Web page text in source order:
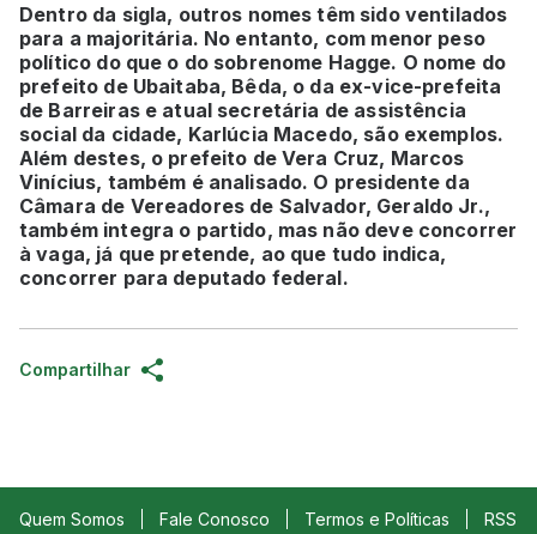
Dentro da sigla, outros nomes têm sido ventilados
para a majoritária. No entanto, com menor peso
político do que o do sobrenome Hagge. O nome do
prefeito de Ubaitaba, Bêda, o da ex-vice-prefeita
de Barreiras e atual secretária de assistência
social da cidade, Karlúcia Macedo, são exemplos.
Além destes, o prefeito de Vera Cruz, Marcos
Vinícius, também é analisado. O presidente da
Câmara de Vereadores de Salvador, Geraldo Jr.,
também integra o partido, mas não deve concorrer
à vaga, já que pretende, ao que tudo indica,
concorrer para deputado federal.
Compartilhar
Quem Somos Fale Conosco Termos e Políticas RSS